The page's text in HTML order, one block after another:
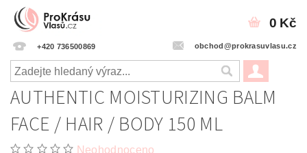
+420 736500869 obchod@prokrasuvlasu.cz
0 Kč
AUTHENTIC MOISTURIZING BALM
FACE / HAIR / BODY 150 ML
Neohodnoceno